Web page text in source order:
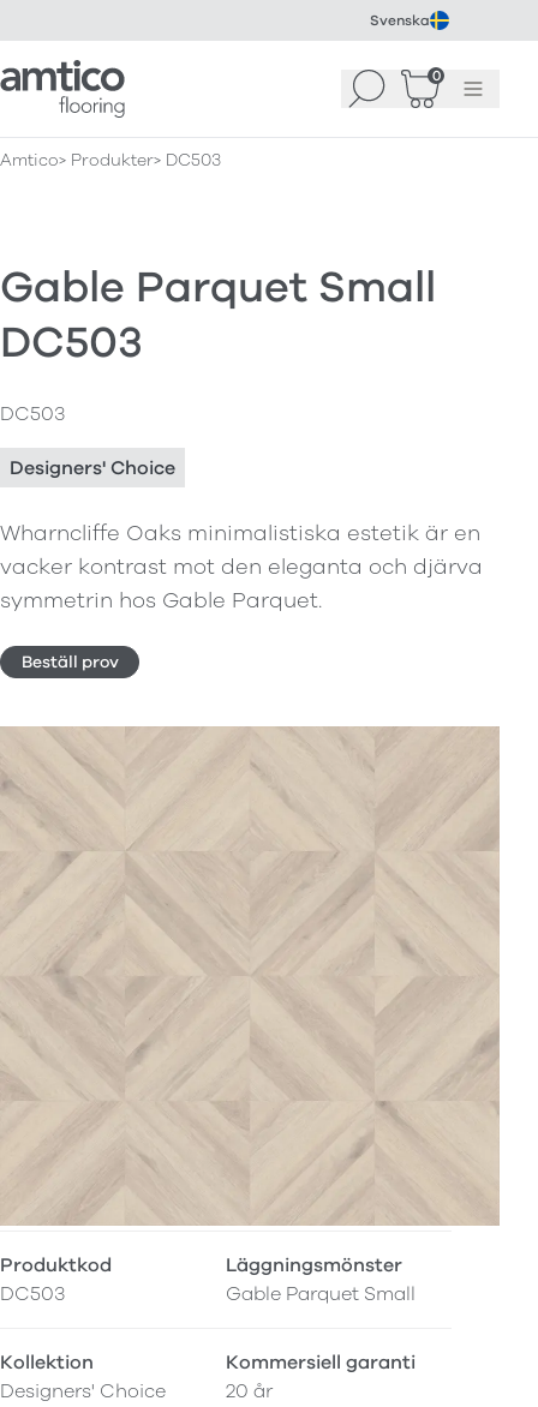
Svenska
Amtico Flooring Sök 0
Korg 0)Meny
Amtico Produkter DC503
Gable Parquet Small
DC503
DC503
Designers' Choice
Wharncliffe Oaks minimalistiska estetik är en
vacker kontrast mot den eleganta och djärva
symmetrin hos Gable Parquet.
Beställ prov
Produktkod
DC503
Läggningsmönster
Gable Parquet Small
Kollektion
Designers' Choice
Kommersiell garanti
20 år